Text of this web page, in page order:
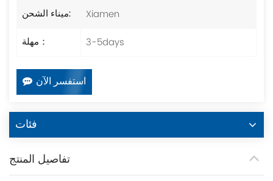
ميناء الشحن:
Xiamen
مهلة：
3-5days
استفسر الآن
فئات
تفاصيل المنتج